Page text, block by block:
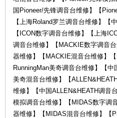
国Pioneer/先锋调音台维修】【
【上海Roland罗兰调音台维修】
【ICON数字调音台维修】【上海
调音台维修】【MACKIE数字调音
器维修】【MACKIE混音台维修】
RunningMan美奇调音台维修】【
美奇混音台维修】【
维修】【中国ALLEN&HEATH调音
模拟调音台维修】【MIDAS数字调
器维修】【MIDAS混音台维修】【